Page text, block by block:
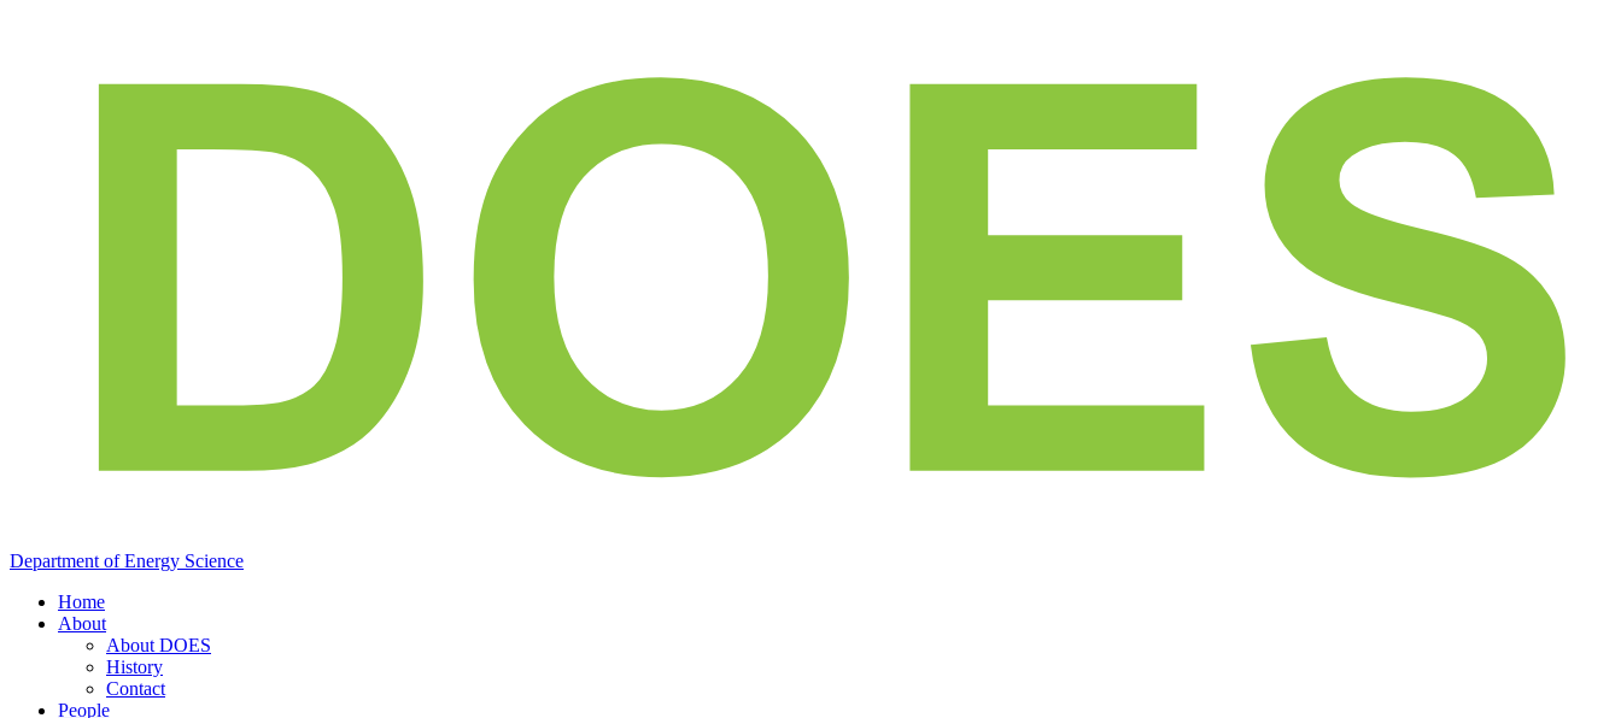
Department ofEnergy Science
Home
About
About DOES
History
Contact
People